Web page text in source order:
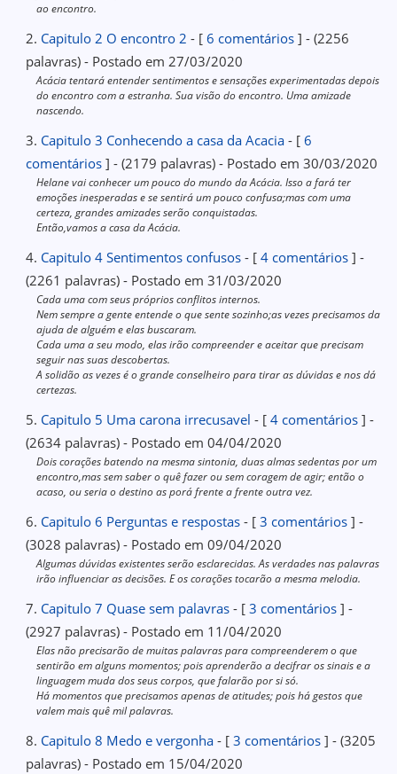
ao encontro.
2. Capitulo 2 O encontro 2 - [6 comentários ] - (2256
palavras) - Postado em 27/03/2020
Acácia tentará entender sentimentos e sensações experimentadas depois
do encontro com a estranha. Sua visão do encontro. Uma amizade
nascendo.
3. Capitulo 3 Conhecendo a casa da Acacia - [6
comentários ] - (2179 palavras) - Postado em 30/03/2020
Helane vai conhecer um pouco do mundo da Acácia. Isso a fará ter
emoções inesperadas e se sentirá um pouco confusa;mas com uma
certeza, grandes amizades serão conquistadas.
Então,vamos a casa da Acácia.
4. Capitulo 4 Sentimentos confusos - [4 comentários ] -
(2261 palavras) - Postado em 31/03/2020
Cada uma com seus próprios conflitos internos.
Nem sempre a gente entende o que sente sozinho;as vezes precisamos da
ajuda de alguém e elas buscaram.
Cada uma a seu modo, elas irão compreender e aceitar que precisam
seguir nas suas descobertas.
A solidão as vezes é o grande conselheiro para tirar as dúvidas e nos dá
certezas.
5. Capitulo 5 Uma carona irrecusavel - [4 comentários ] -
(2634 palavras) - Postado em 04/04/2020
Dois corações batendo na mesma sintonia, duas almas sedentas por um
encontro,mas sem saber o quê fazer ou sem coragem de agir; então o
acaso, ou seria o destino as porá frente a frente outra vez.
6. Capitulo 6 Perguntas e respostas - [3 comentários ] -
(3028 palavras) - Postado em 09/04/2020
Algumas dúvidas existentes serão esclarecidas. As verdades nas palavras
irão influenciar as decisões. E os corações tocarão a mesma melodia.
7. Capitulo 7 Quase sem palavras - [3 comentários ] -
(2927 palavras) - Postado em 11/04/2020
Elas não precisarão de muitas palavras para compreenderem o que
sentirão em alguns momentos; pois aprenderão a decifrar os sinais e a
linguagem muda dos seus corpos, que falarão por si só.
Há momentos que precisamos apenas de atitudes; pois há gestos que
valem mais quê mil palavras.
8. Capitulo 8 Medo e vergonha - [3 comentários ] - (3205
palavras) - Postado em 15/04/2020